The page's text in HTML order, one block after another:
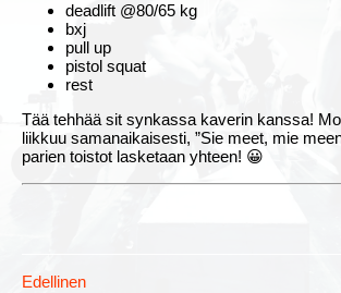
deadlift @80/65 kg
bxj
pull up
pistol squat
rest
Tää tehhää sit synkassa kaverin kanssa!
liikkuu samanaikaisesti, ”Sie meet, mie
parien toistot lasketaan yhteen! 😀
Edellinen